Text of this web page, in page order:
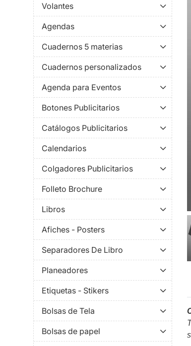
Volantes
Agendas
Cuadernos 5 materias
Cuadernos personalizados
Agenda para Eventos
Botones Publicitarios
Catálogos Publicitarios
Calendarios
Colgadores Publicitarios
Folleto Brochure
Libros
Afiches - Posters
Separadores De Libro
Planeadores
Etiquetas - Stikers
Bolsas de Tela
Bolsas de papel